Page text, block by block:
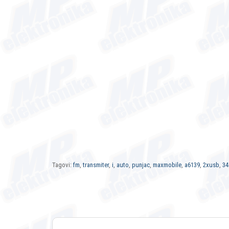
Tagovi: fm,transmiter, i, auto, punjac, maxmobile, a6139, 2xusb,